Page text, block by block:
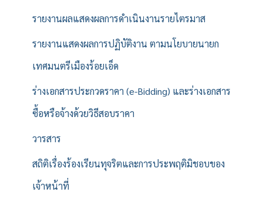
รายงานผลแสดงผลการดำเนินงานรายไตรมาส
รายงานแสดงผลการปฏิบัติงาน ตามนโยบายนายก
เทศมนตรีเมืองร้อยเอ็ด
ร่างเอกสารประกวดราคา (e-Bidding) และร่างเอกสาร
ซื้อหรือจ้างด้วยวิธีสอบราคา
วารสาร
สถิติเรื่องร้องเรียนทุจริตและการประพฤติมิชอบของ
เจ้าหน้าที่